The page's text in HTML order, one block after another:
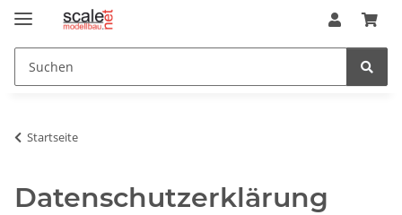
Startseite
Datenschutzerklärung